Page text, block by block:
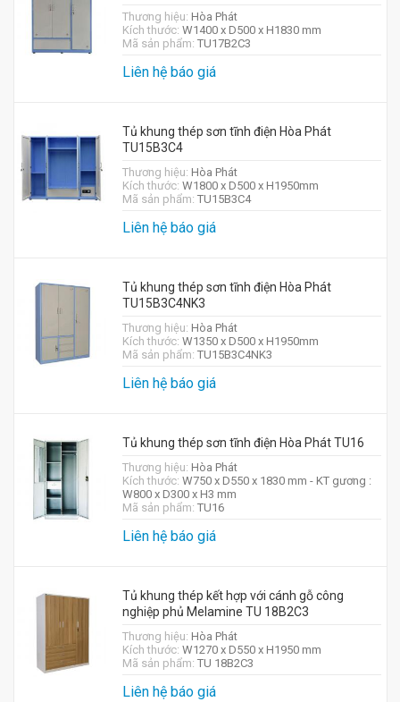
Thương hiệu: Hòa Phát
Kích thước: W1400 x D500 x H1830 mm
Mã sản phẩm: TU17B2C3
Liên hệ báo giá
Tủ khung thép sơn tĩnh điện Hòa Phát
TU15B3C4
Thương hiệu: Hòa Phát
Kích thước: W1800 x D500 x H1950mm
Mã sản phẩm: TU15B3C4
Liên hệ báo giá
Tủ khung thép sơn tĩnh điện Hòa Phát
TU15B3C4NK3
Thương hiệu: Hòa Phát
Kích thước: W1350 x D500 x H1950mm
Mã sản phẩm: TU15B3C4NK3
Liên hệ báo giá
Tủ khung thép sơn tĩnh điện Hòa Phát TU16
Thương hiệu: Hòa Phát
Kích thước: W750 x D550 x 1830 mm - KT gương :
W800 x D300 x H3 mm
Mã sản phẩm: TU16
Liên hệ báo giá
Tủ khung thép kết hợp với cánh gỗ công
nghiệp phủ Melamine TU 18B2C3
Thương hiệu: Hòa Phát
Kích thước: W1270 x D550 x H1950 mm
Mã sản phẩm: TU 18B2C3
Liên hệ báo giá